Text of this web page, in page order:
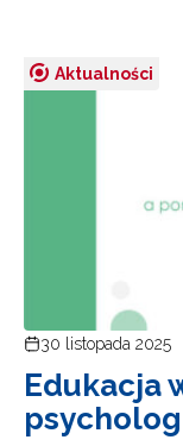
Aktualności
30 listopada 2025
Edukacja